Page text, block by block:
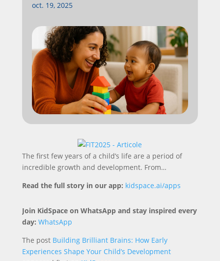
oct. 19, 2025
The first few years of a child’s life are a period of
incredible growth and development. From…
Read the full story in our app: kidspace.ai/apps
Join KidSpace on WhatsApp and stay inspired every
day: WhatsApp
The post Building Brilliant Brains: How Early
Experiences Shape Your Child’s Development